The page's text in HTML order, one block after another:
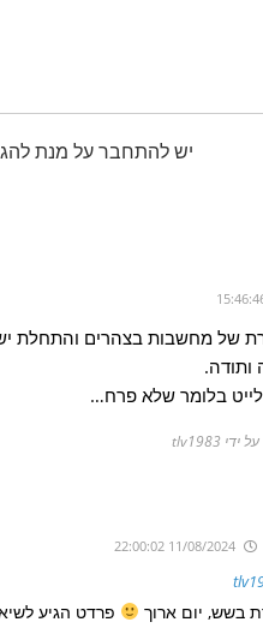
יש להתחבר על מנת
של מחשבות בצהרים והתחלת
לייט בלומר שלא פרח…
בשש, יום ארוך פרדט הגיע